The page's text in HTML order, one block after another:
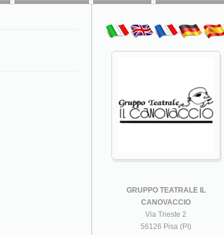
GRUPPO TEATRALE IL
CANOVACCIO
Via Trieste 2
56126 Pisa (PI)